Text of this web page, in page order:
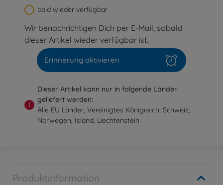
bald wieder verfügbar
Wir benachrichtigen Dich per E-Mail, sobald
dieser Artikel wieder verfügbar ist.
Erinnerung aktivieren
!
Dieser Artikel kann nur in folgende Länder
geliefert werden:
Alle EU Länder, Vereinigtes Königreich, Schweiz,
Norwegen, Island, Liechtenstein
Produktinformation